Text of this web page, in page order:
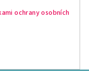
ochrany osobních